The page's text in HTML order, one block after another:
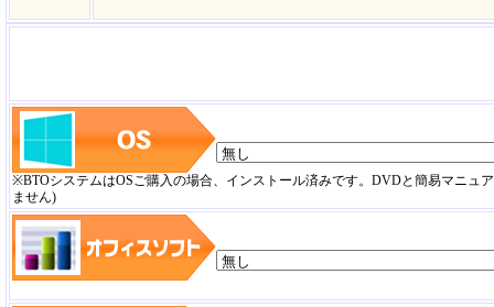
※BTOシステムはOSご購入の場合、インストール済みです。DVDと簡易マニュ
ません)